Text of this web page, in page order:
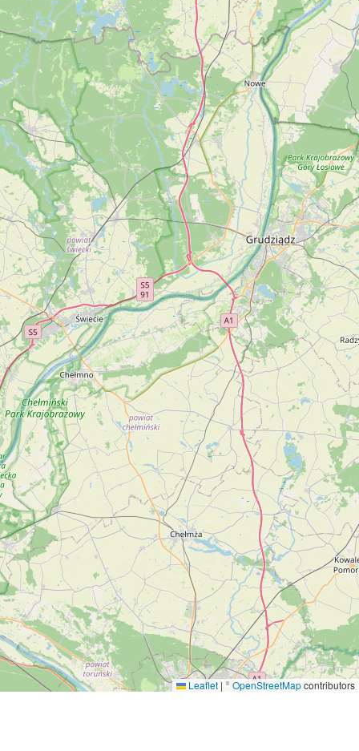
Leaflet | ©OpenStreetMapcontributors